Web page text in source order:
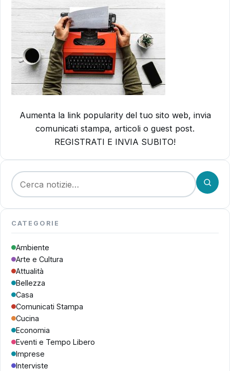
Aumenta la link popularity del tuo sito web, invia
comunicati stampa, articoli o guest post.
REGISTRATI E INVIA SUBITO!
Cerca:
CATEGORIE
Ambiente
Arte e Cultura
Attualità
Bellezza
Casa
Comunicati Stampa
Cucina
Economia
Eventi e Tempo Libero
Imprese
Interviste